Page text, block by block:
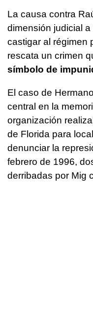
La causa contra
dimensión judicial
castigar al régimen
rescata un crimen
símbolo de
El caso de
central en la
organización
de Florida para
denunciar la
febrero de 1996,
derribadas por Mig